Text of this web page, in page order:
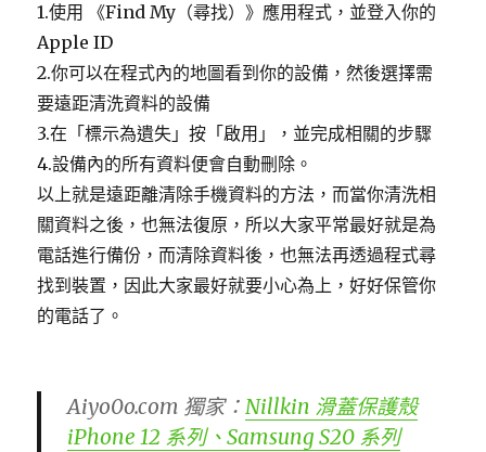
1.使用 《Find My（尋找）》應用程式，並登入你的
Apple ID
2.你可以在程式內的地圖看到你的設備，然後選擇需
要遠距清洗資料的設備
3.在「標示為遺失」按「啟用」，並完成相關的步驟
4.設備內的所有資料便會自動刪除。
以上就是遠距離清除手機資料的方法，而當你清洗相
關資料之後，也無法復原，所以大家平常最好就是為
電話進行備份，而清除資料後，也無法再透過程式尋
找到裝置，因此大家最好就要小心為上，好好保管你
的電話了。
Aiyo0o.com 獨家：Nillkin 滑蓋保護殼
iPhone 12 系列、Samsung S20 系列